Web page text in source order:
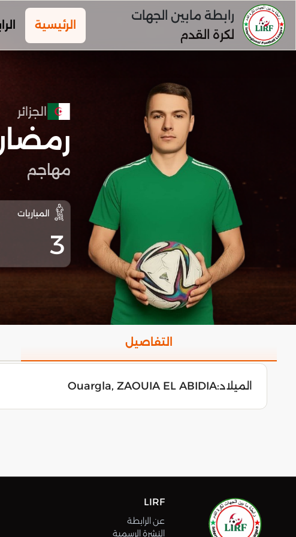
رابطة مابين الجهات
لكرة القدم
الرئيسية
الجزائر
مهاجم
المباريات
3
التفاصيل
الميلاد:Ouargla, ZAOUIA EL ABIDIA
LIRF
عن الرابطة
النشرة الرسمية